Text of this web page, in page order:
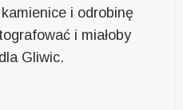
i odrobinę
i miałoby
Gliwic.